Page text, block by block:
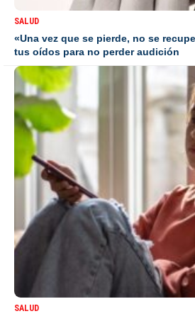
SALUD
«Una vez que se pierde, no se
tus oídos para no perder audición
SALUD